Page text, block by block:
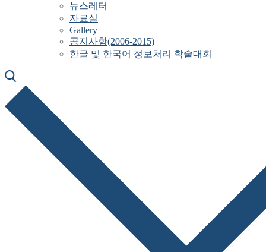
뉴스레터
자료실
Gallery
공지사항(2006-2015)
한글 및 한국어 정보처리 학술대회